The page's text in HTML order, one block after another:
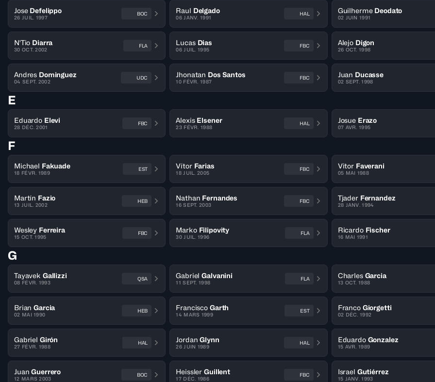
Jose Defelippo
26 JUIL. 1997
BOC Raul Delgado
06 JANV. 1991
HAL Guilherme Deodato
02 JUIN 1991
N'Tio Diarra
30 OCT. 2002
FLA Lucas Dias
06 JUIL. 1995
FBC Alejo Digon
26 OCT. 1998
Andres Dominguez
04 SEPT. 2002
UDC Jhonatan Dos Santos
10 FÉVR. 1987
FBC Juan Ducasse
02 SEPT. 1998
E
Eduardo Elevi
28 DÉC. 2001
FBC Alexis Elsener
23 FÉVR. 1988
HAL Josue Erazo
07 AVR. 1995
F
Michael Fakuade
18 FÉVR. 1989
EST Vítor Farias
18 JUIL. 2005
FBC Vitor Faverani
05 MAI 1988
Martín Fazio
13 JUIL. 2002
HEB Nathan Fernandes
16 SEPT. 2003
FBC Tjader Fernandez
28 JANV. 1994
Wesley Ferreira
15 OCT. 1995
FBC Marko Filipovity
30 JUIL. 1996
FLA Ricardo Fischer
16 MAI 1991
G
Tayavek Gallizzi
08 FÉVR. 1993
QSA Gabriel Galvanini
11 SEPT. 1998
FLA Charles Garcia
13 OCT. 1988
Brian Garcia
02 MAI 1990
HEB Francisco Garth
14 MARS 1999
EST Franco Giorgetti
02 DÉC. 1992
Gabriel Girón
27 FÉVR. 1988
HAL Jordan Glynn
26 JUIN 1989
HAL Eduardo Gonzalez
15 AVR. 1989
Juan Guerrero
12 MARS 2003
BOC Heissler Guillent
17 DÉC. 1986
FBC Israel Gutiérrez
15 JANV. 1993